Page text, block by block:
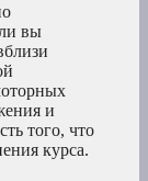
вы
и
того, что
курса.